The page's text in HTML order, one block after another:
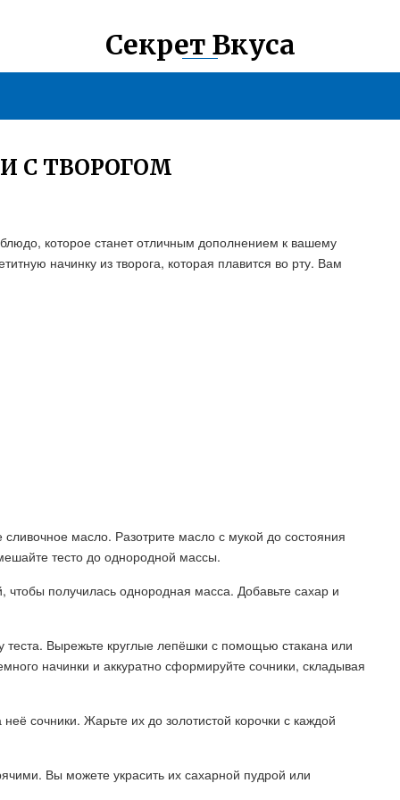
Секрет Вкуса
С ТВОРОГОМ
которое станет отличным дополнением к вашему
начинку из творога, которая плавится во рту. Вам
масло. Разотрите масло с мукой до состояния
тесто до однородной массы.
чтобы получилась однородная масса. Добавьте сахар и
теста. Вырежьте круглые лепёшки с помощью стакана или
начинки и аккуратно сформируйте сочники, складывая
сочники. Жарьте их до золотистой корочки с каждой
Вы можете украсить их сахарной пудрой или